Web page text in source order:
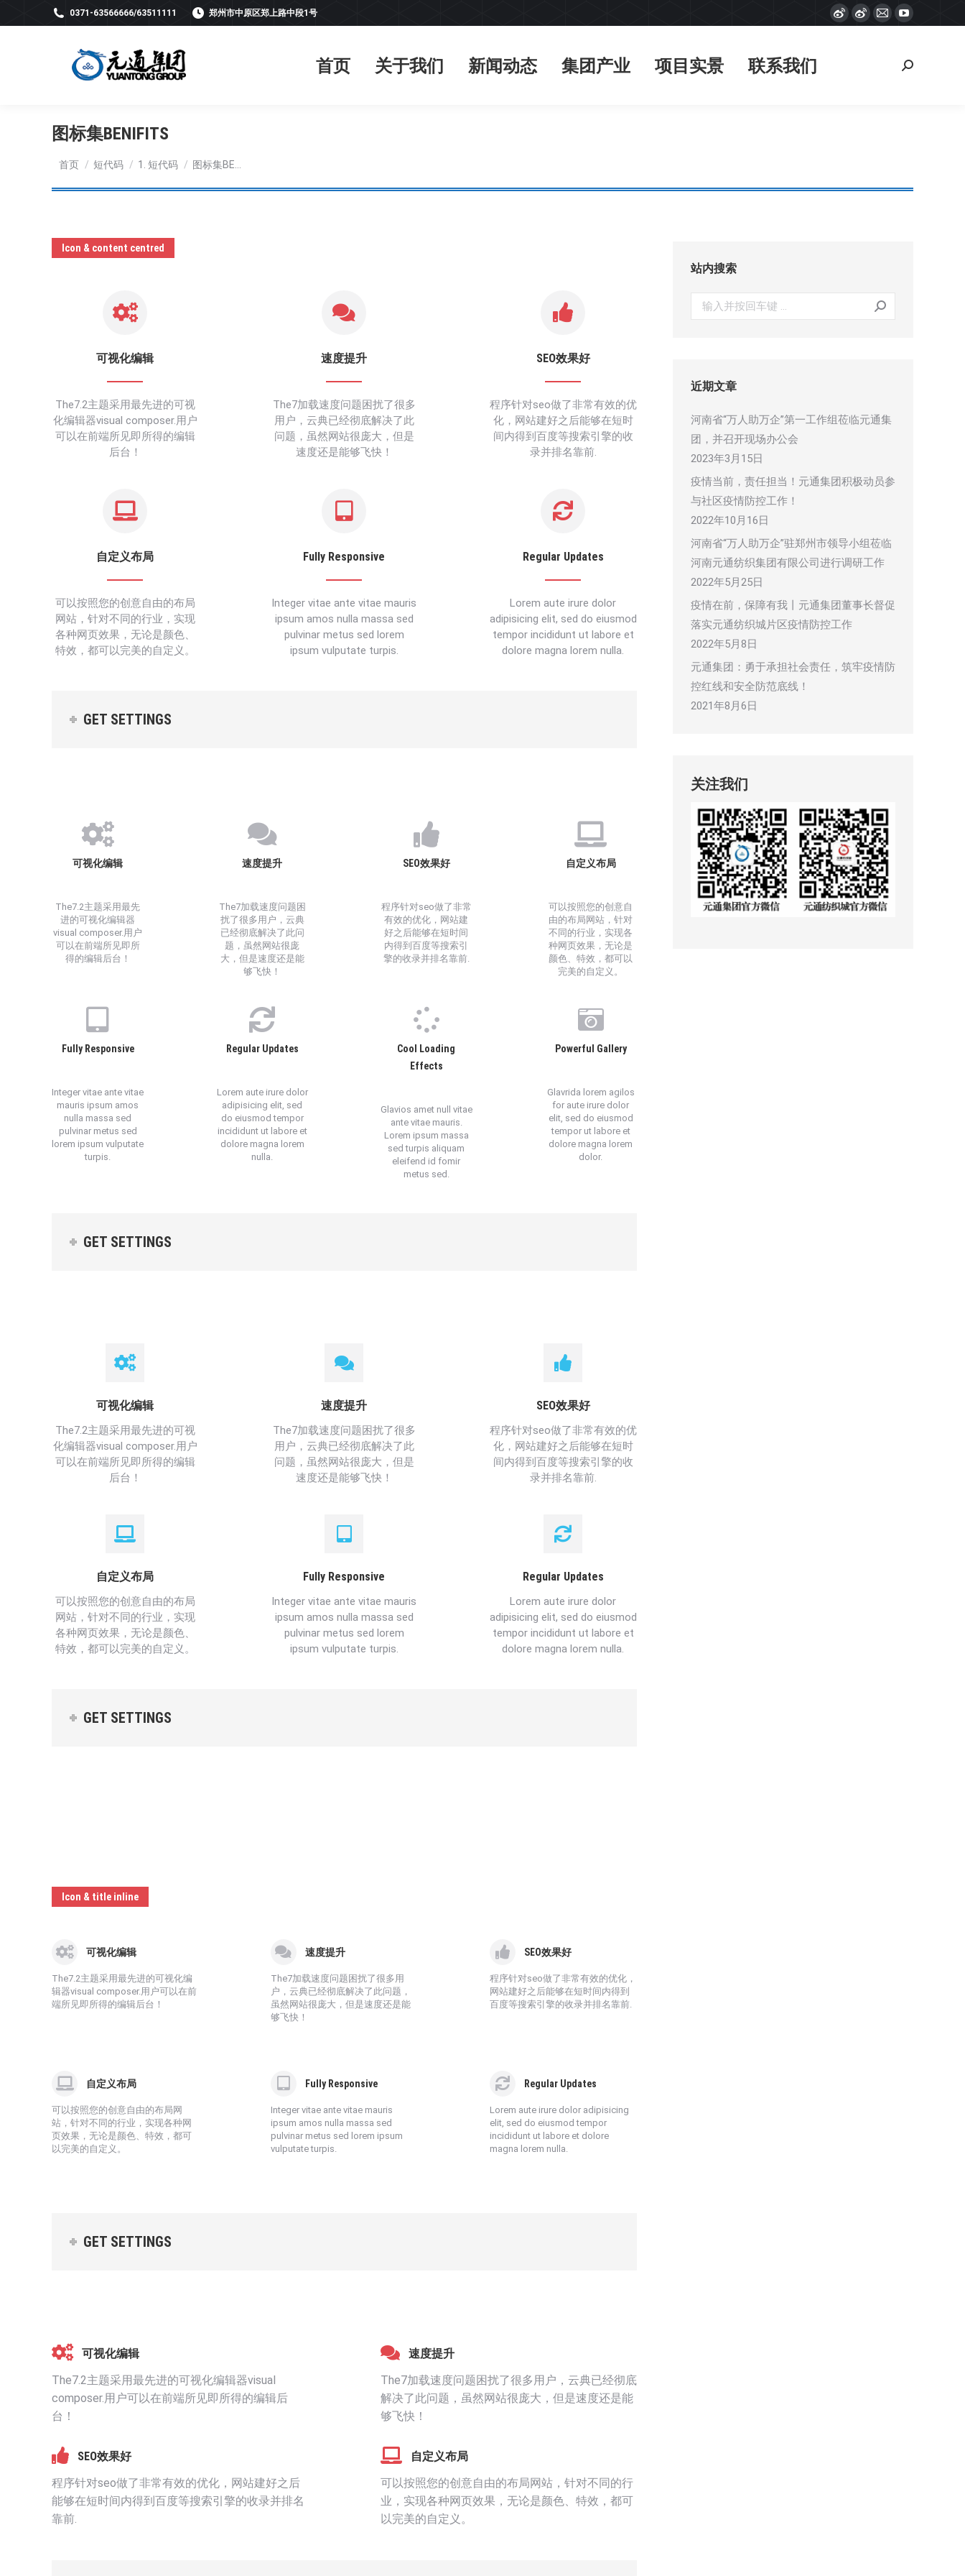
0371-63566666/63511111 郑州市中原区郑上路中段1号
WeiboWeiboMail
opens
YouTube
opens
首页 关于我们 新闻动态 集团产业 项目实景 联系我们
搜
图标集BENIFITS
首页 短代码 1. 短代码 图标集BE…
Icon & content centred
可视化编辑
The7.2主题采用最先进的可视
化编辑器visual composer.用户
可以在前端所见即所得的编辑
后台！
速度提升
The7加载速度问题困扰了很多
用户，云典已经彻底解决了此
问题，虽然网站很庞大，但是
速度还是能够飞快！
SEO效果好
程序针对seo做了非常有效的优
化，网站建好之后能够在短时
间内得到百度等搜索引擎的收
录并排名靠前.
自定义布局
可以按照您的创意自由的布局
网站，针对不同的行业，实现
各种网页效果，无论是颜色、
特效，都可以完美的自定义。
Fully Responsive
Integer vitae ante vitae mauris
ipsum amos nulla massa sed
pulvinar metus sed lorem
ipsum vulputate turpis.
Regular Updates
Lorem aute irure dolor
adipisicing elit, sed do eiusmod
tempor incididunt ut labore et
dolore magna lorem nulla.
GET SETTINGS
可视化编辑
The7.2主题采用最先
进的可视化编辑器
visual composer.用户
可以在前端所见即所
得的编辑后台！
速度提升
The7加载速度问题困
扰了很多用户，云典
已经彻底解决了此问
题，虽然网站很庞
大，但是速度还是能
够飞快！
SEO效果好
程序针对seo做了非常
有效的优化，网站建
好之后能够在短时间
内得到百度等搜索引
擎的收录并排名靠前.
自定义布局
可以按照您的创意自
由的布局网站，针对
不同的行业，实现各
种网页效果，无论是
颜色、特效，都可以
完美的自定义。
Fully Responsive
Integer vitae ante vitae
mauris ipsum amos
nulla massa sed
pulvinar metus sed
lorem ipsum vulputate
turpis.
Regular Updates
Lorem aute irure dolor
adipisicing elit, sed
do eiusmod tempor
incididunt ut labore et
dolore magna lorem
nulla.
Cool Loading
Effects
Glavios amet null vitae
ante vitae mauris.
Lorem ipsum massa
sed turpis aliquam
eleifend id fomir
metus sed.
Powerful Gallery
Glavrida lorem agilos
for aute irure dolor
elit, sed do eiusmod
tempor ut labore et
dolore magna lorem
dolor.
GET SETTINGS
可视化编辑
The7.2主题采用最先进的可视
化编辑器visual composer.用户
可以在前端所见即所得的编辑
后台！
速度提升
The7加载速度问题困扰了很多
用户，云典已经彻底解决了此
问题，虽然网站很庞大，但是
速度还是能够飞快！
SEO效果好
程序针对seo做了非常有效的优
化，网站建好之后能够在短时
间内得到百度等搜索引擎的收
录并排名靠前.
自定义布局
可以按照您的创意自由的布局
网站，针对不同的行业，实现
各种网页效果，无论是颜色、
特效，都可以完美的自定义。
Fully Responsive
Integer vitae ante vitae mauris
ipsum amos nulla massa sed
pulvinar metus sed lorem
ipsum vulputate turpis.
Regular Updates
Lorem aute irure dolor
adipisicing elit, sed do eiusmod
tempor incididunt ut labore et
dolore magna lorem nulla.
GET SETTINGS
Icon & title inline
可视化编辑
The7.2主题采用最先进的可视化编
辑器visual composer.用户可以在前
端所见即所得的编辑后台！
速度提升
The7加载速度问题困扰了很多用
户，云典已经彻底解决了此问题，
虽然网站很庞大，但是速度还是能
够飞快！
SEO效果好
程序针对seo做了非常有效的优化，
网站建好之后能够在短时间内得到
百度等搜索引擎的收录并排名靠前.
自定义布局
可以按照您的创意自由的布局网
站，针对不同的行业，实现各种网
页效果，无论是颜色、特效，都可
以完美的自定义。
Fully Responsive
Integer vitae ante vitae mauris
ipsum amos nulla massa sed
pulvinar metus sed lorem ipsum
vulputate turpis.
Regular Updates
Lorem aute irure dolor adipisicing
elit, sed do eiusmod tempor
incididunt ut labore et dolore
magna lorem nulla.
GET SETTINGS
可视化编辑
The7.2主题采用最先进的可视化编辑器visual
composer.用户可以在前端所见即所得的编辑后
台！
速度提升
The7加载速度问题困扰了很多用户，云典已经彻底
解决了此问题，虽然网站很庞大，但是速度还是能
够飞快！
SEO效果好
程序针对seo做了非常有效的优化，网站建好之后
能够在短时间内得到百度等搜索引擎的收录并排名
靠前.
自定义布局
可以按照您的创意自由的布局网站，针对不同的行
业，实现各种网页效果，无论是颜色、特效，都可
以完美的自定义。
站内搜索
索：
近期文章
河南省“万人助万企”第一工作组莅临元通集
团，并召开现场办公会
2023年3月15日
疫情当前，责任担当！元通集团积极动员参
与社区疫情防控工作！
2022年10月16日
河南省“万人助万企”驻郑州市领导小组莅临
河南元通纺织集团有限公司进行调研工作
2022年5月25日
疫情在前，保障有我丨元通集团董事长督促
落实元通纺织城片区疫情防控工作
2022年5月8日
元通集团：勇于承担社会责任，筑牢疫情防
控红线和安全防范底线！
2021年8月6日
关注我们
首页 关于我们 新闻动态 集团产业 项目实景 联系我们
搜